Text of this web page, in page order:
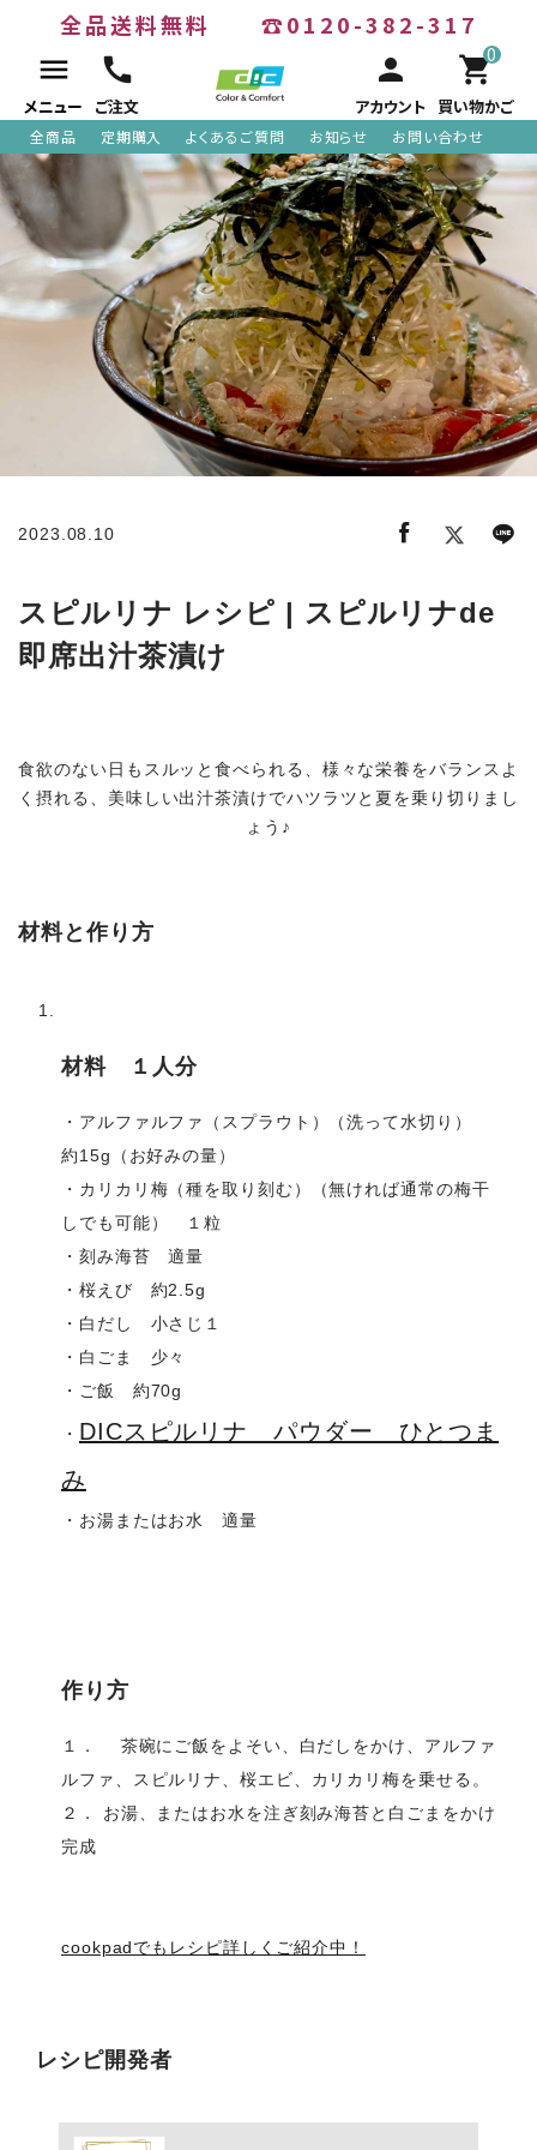
全品送料無料 ☎0120-382-317
menu
メニュー
call
ご注文
person
アカウント
0
shopping_cart
買い物かご
全商品 定期購入 よくあるご質問 お知らせ お問い合わせ
ACCOUNT MENU
meeting_room ログイン person 新規会員登録
search
全商品
商品から探す
お悩みから探す
定期販売コース
2023.08.10
スピルリナ レシピ | スピルリナde
即席出汁茶漬け
食欲のない日もスルッと食べられる、様々な栄養をバランスよ
く摂れる、美味しい出汁茶漬けでハツラツと夏を乗り切りまし
ょう♪
材料と作り方
材料 １人分
・アルファルファ（スプラウト）（洗って水切り）
約15g（お好みの量）
・カリカリ梅（種を取り刻む）（無ければ通常の梅干
しでも可能） １粒
・刻み海苔 適量
・桜えび 約2.5g
・白だし 小さじ１
・白ごま 少々
・ご飯 約70g
・ DICスピルリナ パウダー ひとつま
み
・お湯またはお水 適量
作り方
１． 茶碗にご飯をよそい、白だしをかけ、アルファ
ルファ、スピルリナ、桜エビ、カリカリ梅を乗せる。
２． お湯、またはお水を注ぎ刻み海苔と白ごまをかけ
完成
cookpadでもレシピ詳しくご紹介中！
レシピ開発者